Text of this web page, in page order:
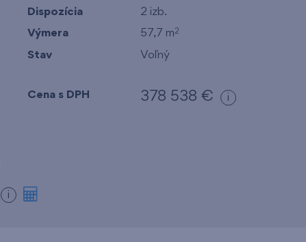
Dispozícia 2 izb.
Výmera 57,7 m2
Stav Voľný
Cena s DPH 378 538 € i
i